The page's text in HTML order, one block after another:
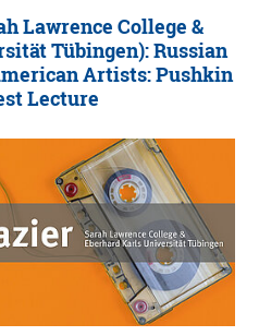
Lawrence College &
Tübingen): Russian
Artists: Pushkin
Lecture